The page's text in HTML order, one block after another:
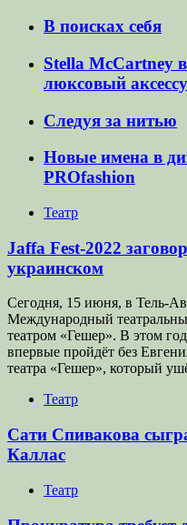
В поисках себя
Stella McCartney
люксовый
Следуя за нитью
Новые имена в
PROfashion
Театр
Jaffa Fest-2022
украинском
Сегодня, 15 июня, в Тель-
Международный
театром «Гешер». В этом
впервые пройдёт без
театра «Гешер», который
Театр
Сати Спивакова
Каллас
Театр